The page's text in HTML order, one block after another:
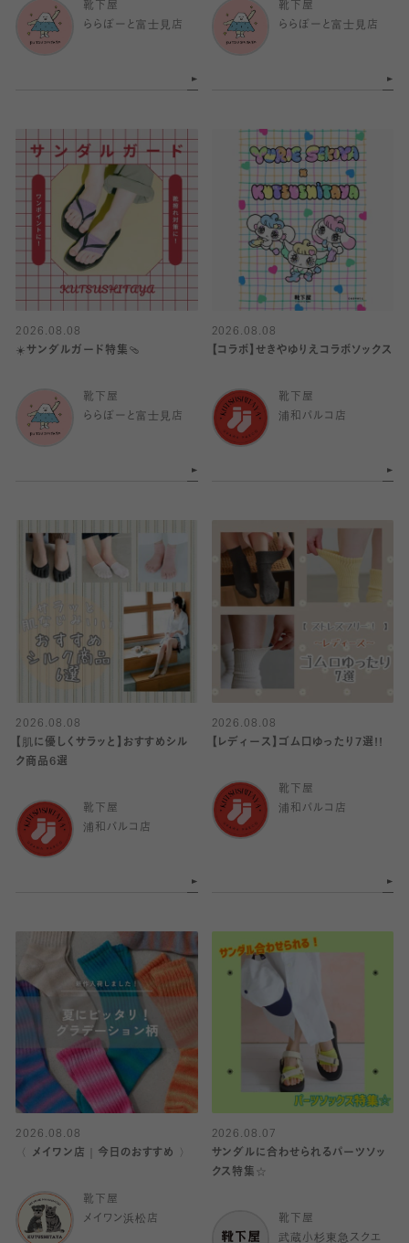
靴下屋
ららぽーと富士見店
靴下屋
ららぽーと富士見店
2026.08.08
☀️サンダルガード特集🩴
靴下屋
ららぽーと富士見店
2026.08.08
【コラボ】せきやゆりえコラボソックス
靴下屋
浦和パルコ店
2026.08.08
【肌に優しくサラッと】おすすめシル
ク商品6選
靴下屋
浦和パルコ店
2026.08.08
【レディース】ゴム口ゆったり7選!!
靴下屋
浦和パルコ店
2026.08.08
〈 メイワン店｜今日のおすすめ 〉
靴下屋
メイワン浜松店
2026.08.07
サンダルに合わせられるパーツソッ
クス特集☆
靴下屋
武蔵小杉東急スクエ